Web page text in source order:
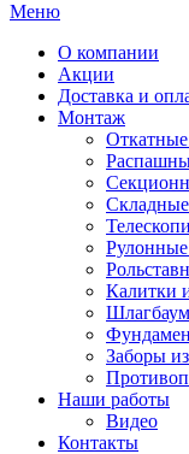
Меню
О компании
Акции
Доставка и
Монтаж
Откатные
Рулонные
Калитки
Заборы
Наши работы
Видео
Контакты